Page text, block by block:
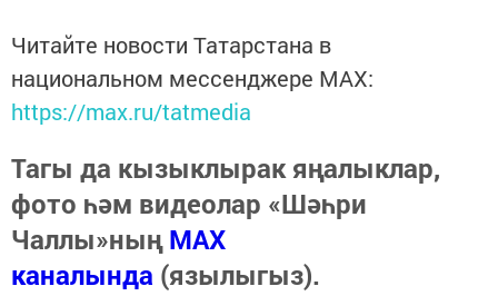
Читайте новости Татарстана в
национальном мессенджере MАХ:
https://max.ru/tatmedia
Тагы да кызыклырак яңалыклар,
фото һәм видеолар «Шәһри
Чаллы»ныңMAX
каналында (язылыгыз).